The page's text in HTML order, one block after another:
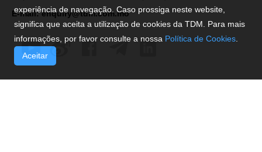
E-mail:enquiry@tdm.com.mo
experiência de navegação. Caso prossiga neste website,
significa que aceita a utilização de cookies da TDM. Para mais
informações, por favor consulte a nossa Política de Cookies
Aceitar